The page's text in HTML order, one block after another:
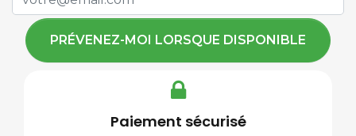
PRÉVENEZ-MOI LORSQUE DISPONIBLE
Paiement sécurisé